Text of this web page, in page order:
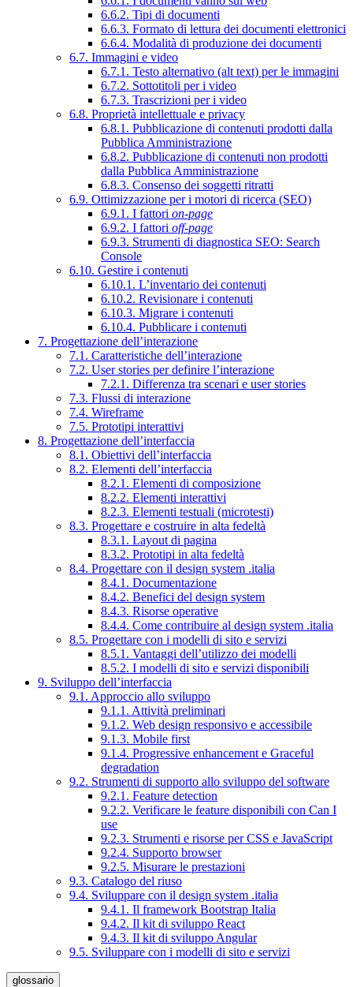
6.6.2. Tipi di documenti
6.6.3. Formato di lettura dei documenti elettronici
6.6.4. Modalità di produzione dei documenti
6.7. Immagini e video
6.7.1. Testo alternativo (alt text) per le immagini
6.7.2. Sottotitoli per i video
6.7.3. Trascrizioni per i video
6.8. Proprietà intellettuale e privacy
6.8.1. Pubblicazione di contenuti prodotti dalla
Pubblica Amministrazione
6.8.2. Pubblicazione di contenuti non prodotti
dalla Pubblica Amministrazione
6.8.3. Consenso dei soggetti ritratti
6.9. Ottimizzazione per i motori di ricerca (SEO)
6.9.1. I fattori on-page
6.9.2. I fattori off-page
6.9.3. Strumenti di diagnostica SEO: Search
Console
6.10. Gestire i contenuti
6.10.1. L’inventario dei contenuti
6.10.2. Revisionare i contenuti
6.10.3. Migrare i contenuti
6.10.4. Pubblicare i contenuti
7. Progettazione dell’interazione
7.1. Caratteristiche dell’interazione
7.2. User stories per definire l’interazione
7.2.1. Differenza tra scenari e user stories
7.3. Flussi di interazione
7.4. Wireframe
7.5. Prototipi interattivi
8. Progettazione dell’interfaccia
8.1. Obiettivi dell’interfaccia
8.2. Elementi dell’interfaccia
8.2.1. Elementi di composizione
8.2.2. Elementi interattivi
8.2.3. Elementi testuali (microtesti)
8.3. Progettare e costruire in alta fedeltà
8.3.1. Layout di pagina
8.3.2. Prototipi in alta fedeltà
8.4. Progettare con il design system .italia
8.4.1. Documentazione
8.4.2. Benefici del design system
8.4.3. Risorse operative
8.4.4. Come contribuire al design system .italia
8.5. Progettare con i modelli di sito e servizi
8.5.1. Vantaggi dell’utilizzo dei modelli
8.5.2. I modelli di sito e servizi disponibili
9. Sviluppo dell’interfaccia
9.1. Approccio allo sviluppo
9.1.1. Attività preliminari
9.1.2. Web design responsivo e accessibile
9.1.3. Mobile first
9.1.4. Progressive enhancement e Graceful
degradation
9.2. Strumenti di supporto allo sviluppo del software
9.2.1. Feature detection
9.2.2. Verificare le feature disponibili con Can I
use
9.2.3. Strumenti e risorse per CSS e JavaScript
9.2.4. Supporto browser
9.2.5. Misurare le prestazioni
9.3. Catalogo del riuso
9.4. Sviluppare con il design system .italia
9.4.1. Il framework Bootstrap Italia
9.4.2. Il kit di sviluppo React
9.4.3. Il kit di sviluppo Angular
9.5. Sviluppare con i modelli di sito e servizi
glossario